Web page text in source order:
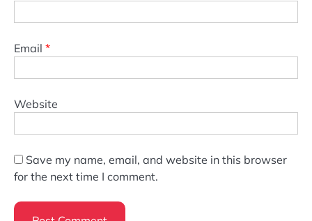
Email *
Website
Save my name, email, and website in this browser
for the next time I comment.